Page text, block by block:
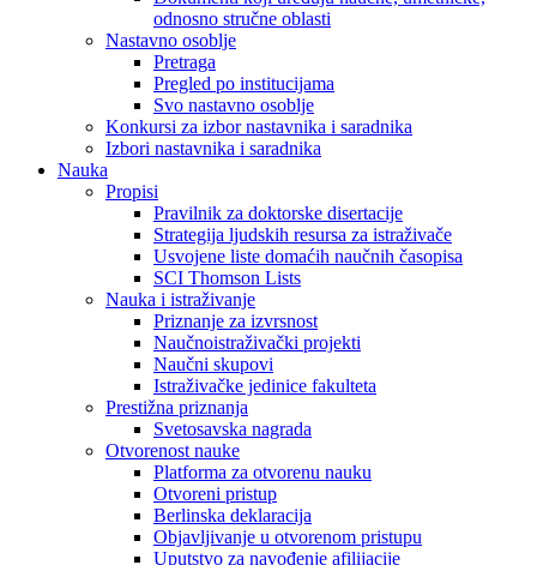
odnosno stručne oblasti
Nastavno osoblje
Pretraga
Pregled po institucijama
Svo nastavno osoblje
Konkursi za izbor nastavnika i saradnika
Izbori nastavnika i saradnika
Nauka
Propisi
Pravilnik za doktorske disertacije
Strategija ljudskih resursa za istraživače
Usvojene liste domaćih naučnih časopisa
SCI Thomson Lists
Nauka i istraživanje
Priznanje za izvrsnost
Naučnoistraživački projekti
Naučni skupovi
Istraživačke jedinice fakulteta
Prestižna priznanja
Svetosavska nagrada
Otvorenost nauke
Platforma za otvorenu nauku
Otvoreni pristup
Berlinska deklaracija
Objavljivanje u otvorenom pristupu
Uputstvo za navođenje afilijacije